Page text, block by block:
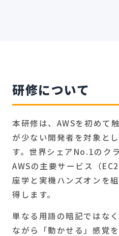
研修について
本研修は、AWSを初めて
が少ない開発者を対象と
す。世界シェアNo.1のク
AWSの主要サービス（
座学と実機ハンズオンを
得します。
単なる用語の暗記ではな
ながら「動かせる」感覚